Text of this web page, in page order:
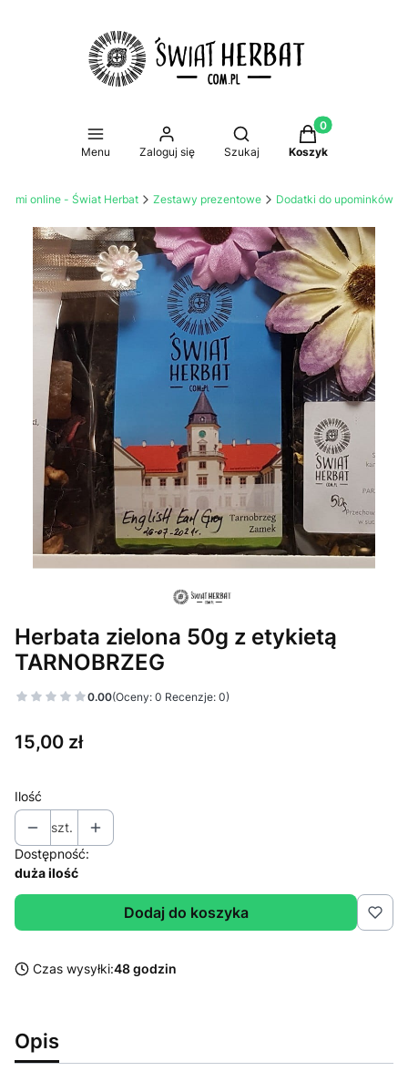
Menu Zaloguj się
Otwórz wyszukiwarkę
Szukaj
Produkty w
Koszyk
online - Świat Herbat Zestawy prezentowe Dodatki do upominków
Herbata zielona 50g z etykietą
TARNOBRZEG
0.00(Oceny: 0 Recenzje: 0)
Cena
15,00 zł
Ilość
szt.
Dostępność:
duża ilość
Dodaj do koszyka
Czas wysyłki:48 godzin
Opis